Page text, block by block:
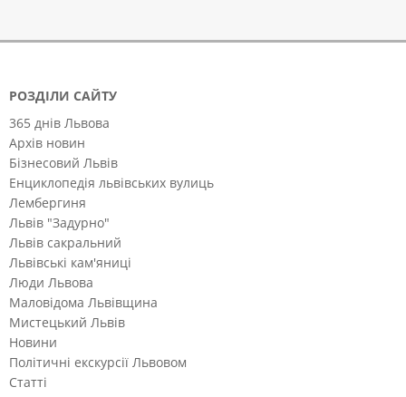
РОЗДІЛИ САЙТУ
365 днів Львова
Архів новин
Бізнесовий Львів
Енциклопедія львівських вулиць
Лембергиня
Львів "Задурно"
Львів сакральний
Львівські кам'яниці
Люди Львова
Маловідома Львівщина
Мистецький Львів
Новини
Політичні екскурсії Львовом
Статті